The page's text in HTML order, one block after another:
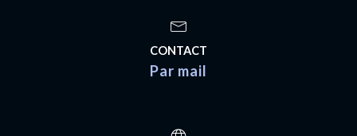
CONTACT
Par mail